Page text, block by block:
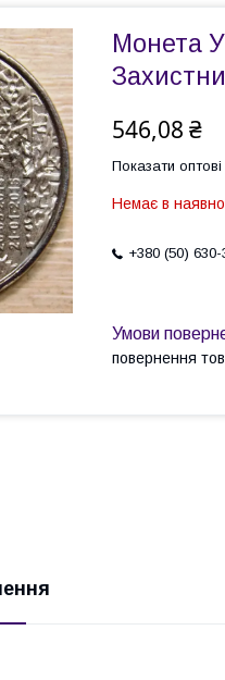
Монета
546,08 ₴
Показати оптові
Немає в
+380 (50) 630-
повернення